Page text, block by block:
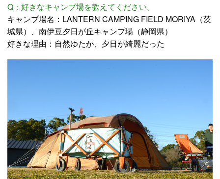
Q：好きなキャンプ場を教えてください。
キャンプ場名：LANTERN CAMPING FIELD MORIYA（茨
城県）、南伊豆夕日が丘キャンプ場（静岡県）
好きな理由：自然ゆたか、夕日が綺麗だった